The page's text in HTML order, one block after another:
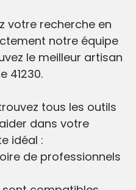
votre recherche en
notre équipe
le meilleur artisan
41230.
tous les outils
dans votre
idéal :
de professionnels